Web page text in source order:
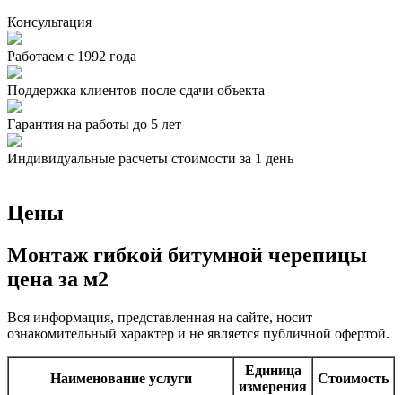
Консультация
Работаем с 1992 года
Поддержка клиентов после сдачи объекта
Гарантия на работы до 5 лет
Индивидуальные расчеты стоимости за 1 день
Цены
Монтаж гибкой битумной черепицы
цена за м2
Вся информация, представленная на сайте, носит
ознакомительный характер и не является публичной офертой.
Наименование услуги
Единица
измерения
Стоимость